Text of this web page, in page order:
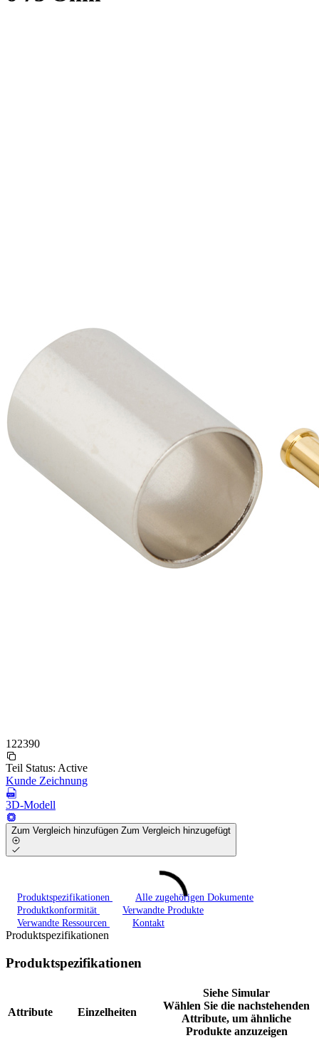
122390
Teil Status: Active
Kunde Zeichnung
3D-Modell
Zum Vergleich hinzufügen Zum Vergleich hinzugefügt
Produktspezifikationen
Alle zugehörigen Dokumente
Produktkonformität
Verwandte Produkte
Verwandte Ressourcen
Kontakt
Produktspezifikationen
Produktspezifikationen
Attribute Einzelheiten
Siehe Simular
Wählen Sie die nachstehenden
Attribute, um ähnliche
Produkte anzuzeigen